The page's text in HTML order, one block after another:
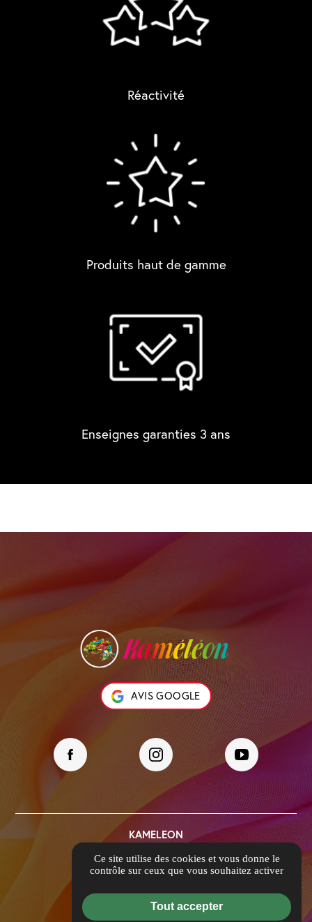
Réactivité
Produits haut de gamme
Enseignes garanties 3 ans
AVIS GOOGLE
KAMELEON
69740 Genas
04 84 88 52 38
Ce site utilise des cookies et vous donne le
contrôle sur ceux que vous souhaitez activer
Tout accepter